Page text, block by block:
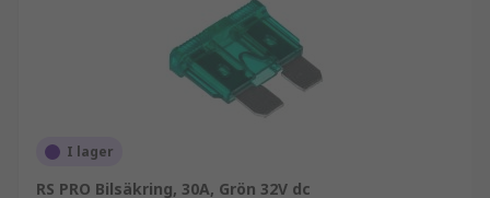
I lager
RS PRO Bilsäkring, 30A, Grön 32V dc